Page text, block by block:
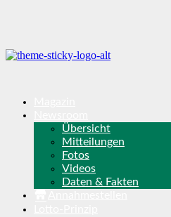
Übersicht
Mitteilungen
Fotos
Videos
Daten & Fakten